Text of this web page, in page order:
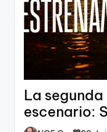
La
escenario:
esperan a